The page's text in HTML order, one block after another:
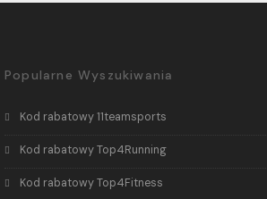
Popularne Wyszukiwania
Kod rabatowy 11teamsports
Kod rabatowy Top4Running
Kod rabatowy Top4Fitness